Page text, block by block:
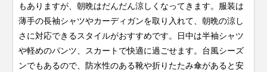
もありますが、朝晩はだんだん涼しくなってきます。服装は
薄手の長袖シャツやカーディガンを取り入れて、朝晩の涼し
さに対応できるスタイルがおすすめです。日中は半袖シャツ
や軽めのパンツ、スカートで快適に過ごせます。台風シーズ
ンでもあるので、防水性のある靴や折りたたみ傘があると安